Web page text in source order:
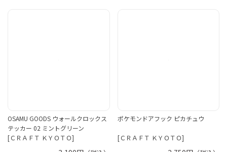
OSAMU GOODS ウォールクロックス
テッカー 02 ミントグリーン
[ＣＲＡＦＴ ＫＹＯＴＯ]
ポケモンドアフック ピカチュウ
[ＣＲＡＦＴ ＫＹＯＴＯ]